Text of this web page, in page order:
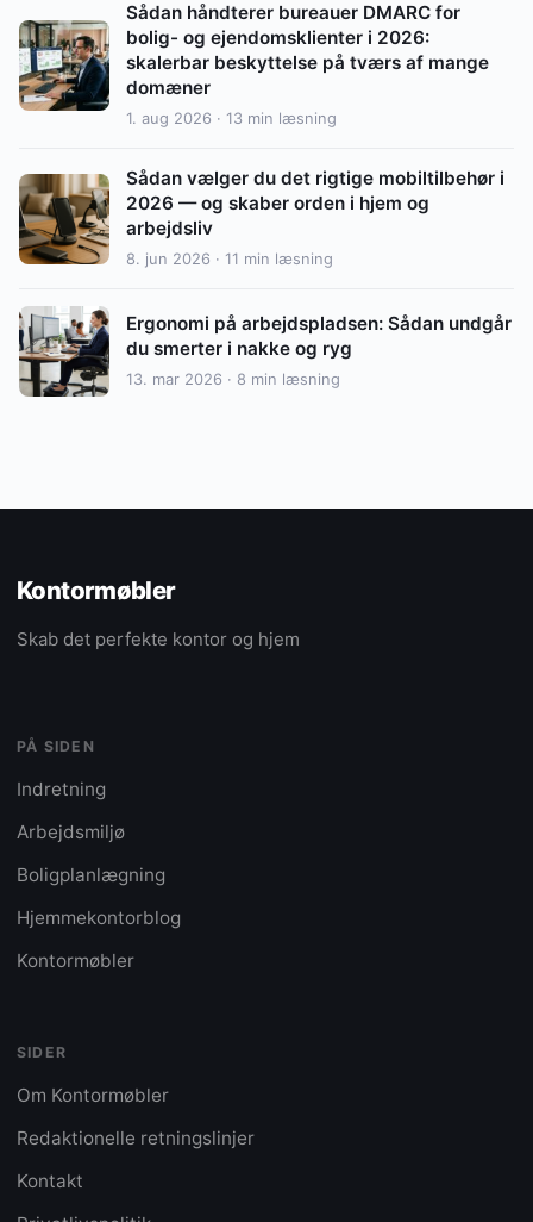
Sådan håndterer bureauer DMARC for
bolig- og ejendomsklienter i 2026:
skalerbar beskyttelse på tværs af mange
domæner
1. aug 2026 · 13 min læsning
Sådan vælger du det rigtige mobiltilbehør i
2026 — og skaber orden i hjem og
arbejdsliv
8. jun 2026 · 11 min læsning
Ergonomi på arbejdspladsen: Sådan undgår
du smerter i nakke og ryg
13. mar 2026 · 8 min læsning
Kontormøbler
Skab det perfekte kontor og hjem
PÅ SIDEN
Indretning
Arbejdsmiljø
Boligplanlægning
Hjemmekontorblog
Kontormøbler
SIDER
Om Kontormøbler
Redaktionelle retningslinjer
Kontakt